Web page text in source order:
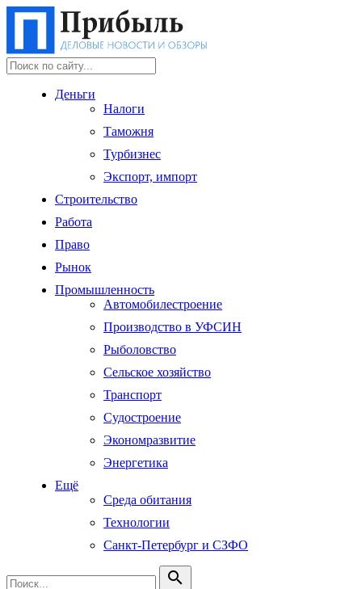
Деньги
Налоги
Таможня
Турбизнес
Экспорт, импорт
Строительство
Работа
Право
Рынок
Промышленность
Автомобилестроение
Производство в УФСИН
Рыболовство
Сельское хозяйство
Транспорт
Судостроение
Экономразвитие
Энергетика
Ещё
Среда обитания
Технологии
Санкт-Петербург и СЗФО
search